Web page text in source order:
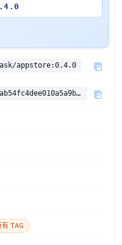
appstore:0.4.0
sha256:07862a5ab54fc4dee010a5a9bb81aa62bd3a6c44dce402d1da295622e29ed03e
有 TAG